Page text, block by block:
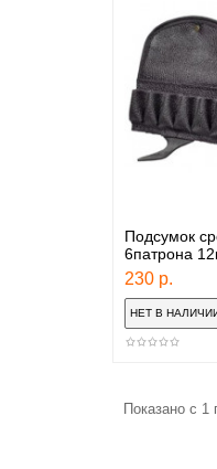
Подсумок
6патрона
230 р.
Показано с 1